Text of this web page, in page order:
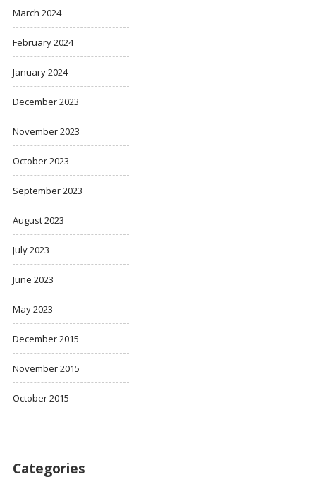
March 2024
February 2024
January 2024
December 2023
November 2023
October 2023
September 2023
August 2023
July 2023
June 2023
May 2023
December 2015
November 2015
October 2015
Categories